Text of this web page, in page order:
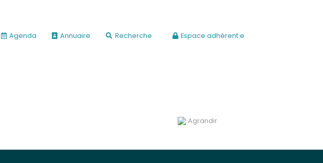
Agenda Annuaire Recherche Espace adhérent·e
Agrandir